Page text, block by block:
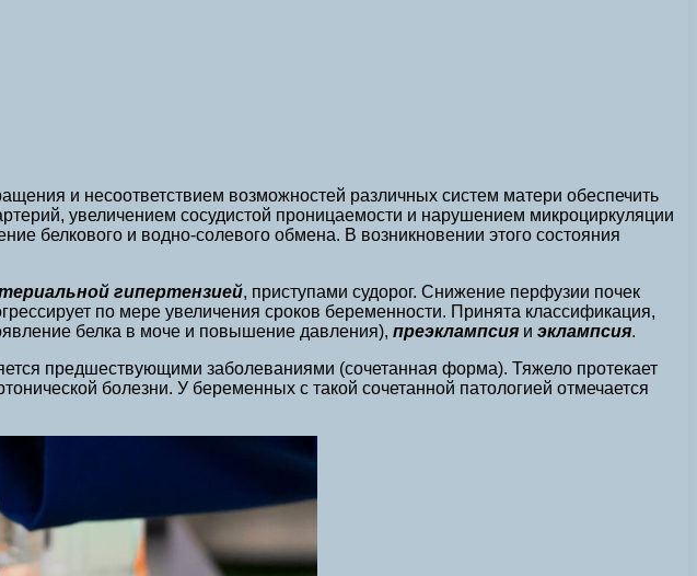
и несоответствием возможностей различных систем матери обеспечить
увеличением сосудистой проницаемости и нарушением микроциркуляции
белкового и водно-солевого обмена. В возникновении этого состояния
гипертензией, приступами судорог. Снижение перфузии почек
по мере увеличения сроков беременности. Принята классификация,
белка в моче и повышение давления), преэклампсия и эклампсия.
предшествующими заболеваниями (сочетанная форма). Тяжело протекает
болезни. У беременных с такой сочетанной патологией отмечается